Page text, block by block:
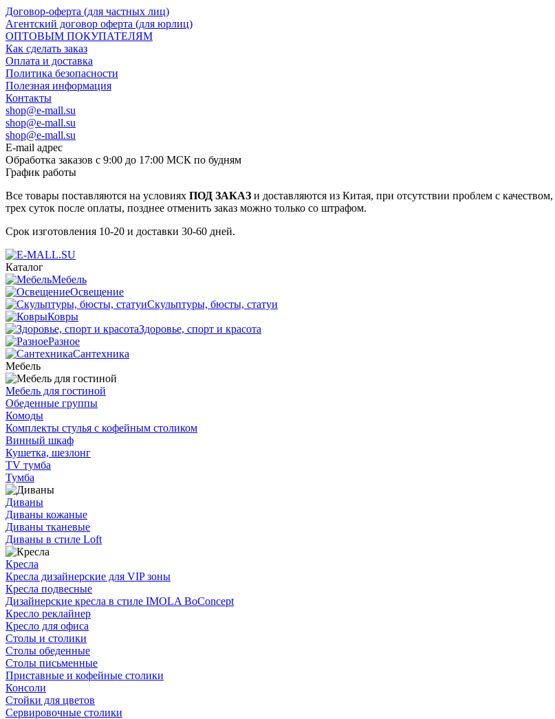
Договор-оферта (для частных лиц)
Агентский договор оферта (для юрлиц)
ОПТОВЫМ ПОКУПАТЕЛЯМ
Как сделать заказ
Оплата и доставка
Политика безопасности
Полезная информация
Контакты
shop@e-mall.su
shop@e-mall.su
shop@e-mall.su
E-mail адрес
Обработка заказов с 9:00 до 17:00 МСК по будням
График работы
Все товары поставляются на условиях ПОД ЗАКАЗ и доставляются из Китая, при отсутствии проблем с качеством,
трех суток после оплаты, позднее отменить заказ можно только со штрафом.
Срок изготовления 10-20 и доставки 30-60 дней.
Каталог
Мебель
Освещение
Скульптуры, бюсты, статуи
Ковры
Здоровье, спорт и красота
Разное
Сантехника
Мебель
Мебель для гостиной
Обеденные группы
Комоды
Комплекты стулья с кофейным столиком
Винный шкаф
Кушетка, шезлонг
TV тумба
Тумба
Диваны
Диваны кожаные
Диваны тканевые
Диваны в стиле Loft
Кресла
Кресла дизайнерские для VIP зоны
Кресла подвесные
Дизайнерские кресла в стиле IMOLA BoConcept
Кресло реклайнер
Кресло для офиса
Столы и столики
Столы обеденные
Столы письменные
Приставные и кофейные столики
Консоли
Стойки для цветов
Сервировочные столики